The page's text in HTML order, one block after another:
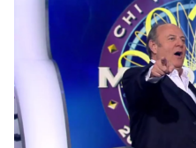
Categorie
NOTIZIE